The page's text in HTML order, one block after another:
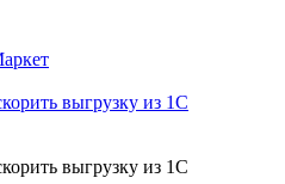
выгрузку из 1С
выгрузку из 1С